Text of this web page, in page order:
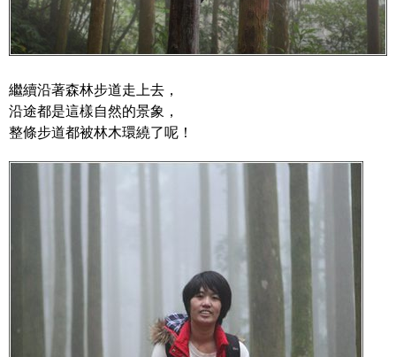
繼續沿著森林步道走上去，
沿途都是這樣自然的景象，
整條步道都被林木環繞了呢！